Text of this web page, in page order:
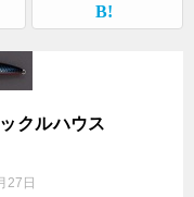
クルハウス
27日